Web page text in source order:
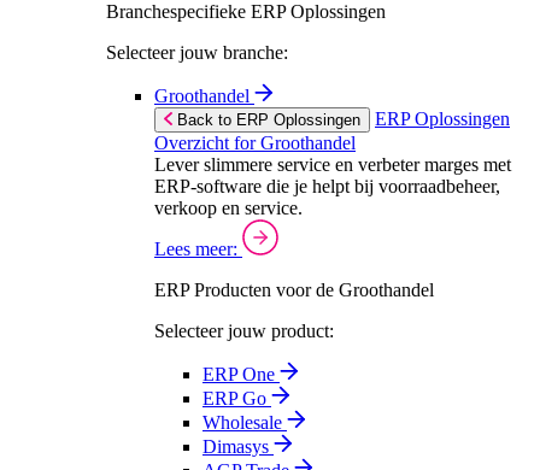
Branchespecifieke ERP Oplossingen
Selecteer jouw branche:
Groothandel
Back to ERP Oplossingen
ERP Oplossingen
Overzicht for Groothandel
Lever slimmere service en verbeter marges met
ERP-software die je helpt bij voorraadbeheer,
verkoop en service.
Lees meer:
ERP Producten voor de Groothandel
Selecteer jouw product:
ERP One
ERP Go
Wholesale
Dimasys